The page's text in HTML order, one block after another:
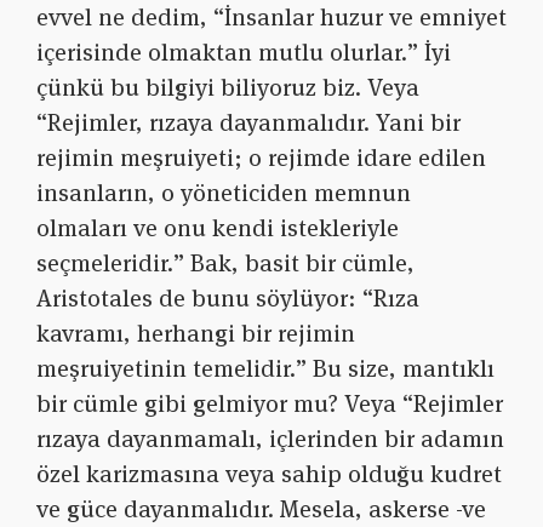
evvel ne dedim, “İnsanlar huzur ve emniyet
içerisinde olmaktan mutlu olurlar.” İyi
çünkü bu bilgiyi biliyoruz biz. Veya
“Rejimler, rızaya dayanmalıdır. Yani bir
rejimin meşruiyeti; o rejimde idare edilen
insanların, o yöneticiden memnun
olmaları ve onu kendi istekleriyle
seçmeleridir.” Bak, basit bir cümle,
Aristotales de bunu söylüyor: “Rıza
kavramı, herhangi bir rejimin
meşruiyetinin temelidir.” Bu size, mantıklı
bir cümle gibi gelmiyor mu? Veya “Rejimler
rızaya dayanmamalı, içlerinden bir adamın
özel karizmasına veya sahip olduğu kudret
ve güce dayanmalıdır. Mesela, askerse -ve